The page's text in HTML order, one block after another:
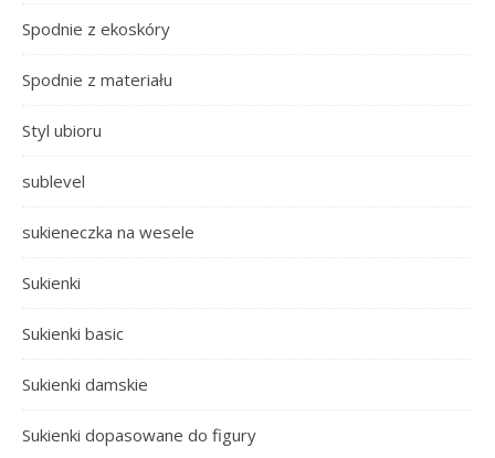
Spodnie z ekoskóry
Spodnie z materiału
Styl ubioru
sublevel
sukieneczka na wesele
Sukienki
Sukienki basic
Sukienki damskie
Sukienki dopasowane do figury